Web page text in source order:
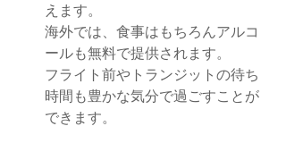
えます。
海外では、食事はもちろんアルコ
ールも無料で提供されます。
フライト前やトランジットの待ち
時間も豊かな気分で過ごすことが
できます。